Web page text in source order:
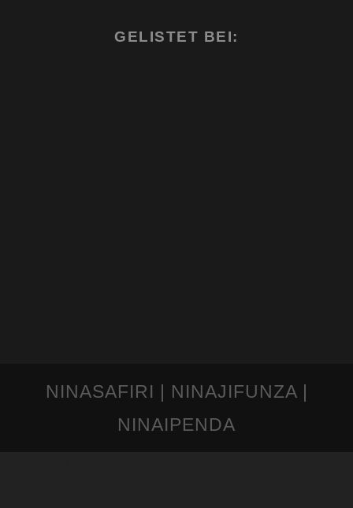
GELISTET BEI:
NINASAFIRI | NINAJIFUNZA |
NINAIPENDA